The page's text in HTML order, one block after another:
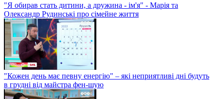
"Я обирав стать дитини, а дружина - ім'я" - Марія та
Олександр Рудинські про сімейне життя
"Кожен день має певну енергію" – які неприятливі дні будуть
в грудні від майстра фен-шую